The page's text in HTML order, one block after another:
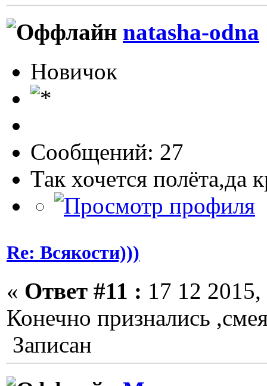
natasha-odna
Новичок
Сообщений: 27
Так хочется полёта,да
Re: Всякости)))
« Ответ #11 : 17 12
Конечно признались
Записан